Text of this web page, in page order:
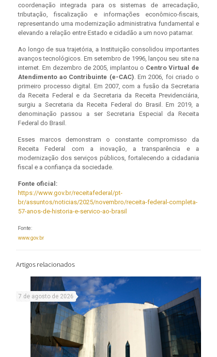
coordenação integrada para os sistemas de arrecadação,
tributação, fiscalização e informações econômico-fiscais,
representando uma modernização administrativa fundamental e
elevando a relação entre Estado e cidadão a um novo patamar.
Ao longo de sua trajetória, a Instituição consolidou importantes
avanços tecnológicos. Em setembro de 1996, lançou seu site na
internet. Em dezembro de 2005, implantou o Centro Virtual de
Atendimento ao Contribuinte (e-CAC) . Em 2006, foi criado o
primeiro processo digital. Em 2007, com a fusão da Secretaria
da Receita Federal e da Secretaria da Receita Previdenciária,
surgiu a Secretaria da Receita Federal do Brasil. Em 2019, a
denominação passou a ser Secretaria Especial da Receita
Federal do Brasil.
Esses marcos demonstram o constante compromisso da
Receita Federal com a inovação, a transparência e a
modernização dos serviços públicos, fortalecendo a cidadania
fiscal e a confiança da sociedade.
Fonte oficial:
https://www.gov.br/receitafederal/pt-
br/assuntos/noticias/2025/novembro/receita-federal-completa-
57-anos-de-historia-e-servico-ao-brasil
Fonte:
www.gov.br
Artigos relacionados
7 de agosto de 2026